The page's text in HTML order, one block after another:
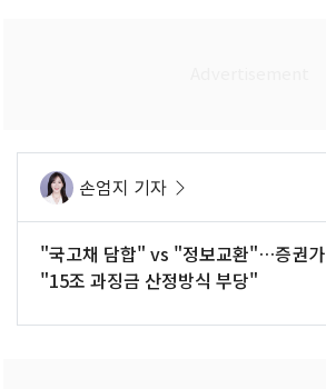
손엄지 기자
"국고채 담합" vs "정보교환"…증권가
"15조 과징금 산정방식 부당"